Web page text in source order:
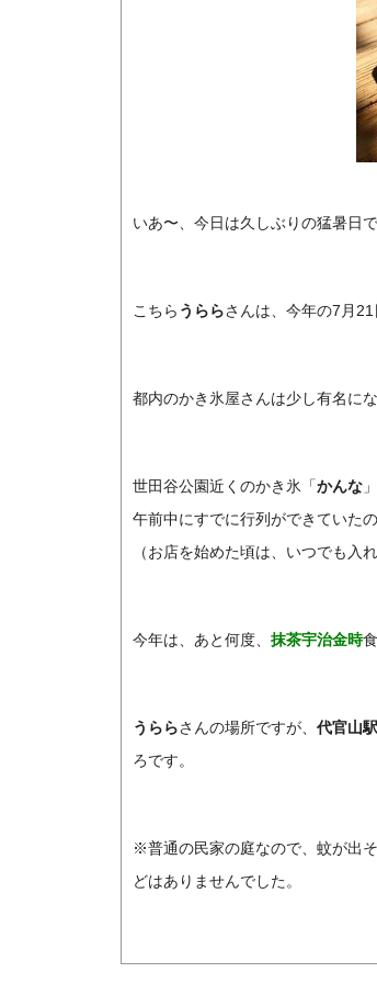
いあ〜、今日は久しぶりの猛暑日
こちら うららさんは、今年の7月21
都内のかき氷屋さんは少し有名に
世田谷公園近くのかき氷「かんな
午前中にすでに行列ができていた
（お店を始めた頃は、いつでも入
今年は、あと何度、 抹茶宇治金時
うららさんの場所ですが、 代官山
ろです。
※普通の民家の庭なので、蚊が出
どはありませんでした。